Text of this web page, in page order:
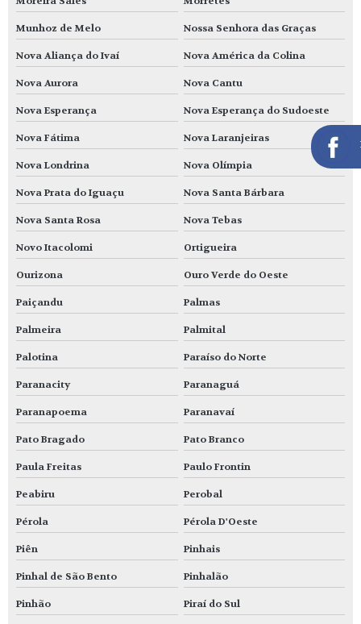
Munhoz de Melo Nossa Senhora das Graças
Nova Aliança do Ivaí Nova América da Colina
Nova Aurora Nova Cantu
Nova Esperança Nova Esperança do Sudoeste
Nova Fátima Nova Laranjeiras
Nova Londrina Nova Olímpia
Nova Prata do Iguaçu Nova Santa Bárbara
Nova Santa Rosa Nova Tebas
Novo Itacolomi Ortigueira
Ourizona Ouro Verde do Oeste
Paiçandu Palmas
Palmeira Palmital
Palotina Paraíso do Norte
Paranacity Paranaguá
Paranapoema Paranavaí
Pato Bragado Pato Branco
Paula Freitas Paulo Frontin
Peabiru Perobal
Pérola Pérola D'Oeste
Piên Pinhais
Pinhal de São Bento Pinhalão
Pinhão Piraí do Sul